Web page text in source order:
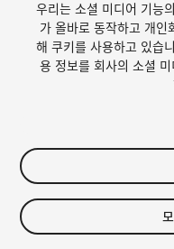
$4.99
세금/부가세는 결제 시 반영됩
우리는 소셜 미디어 기능
가 올바로 동작하고 개인
해 쿠키를 사용하고 있습
용 정보를 회사의 소셜